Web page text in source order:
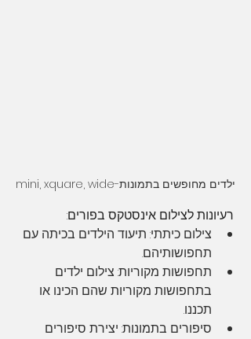
ילדים מחופשים בתמונות-mini, xquare, wide
רעיונות לצילום אינסטקס בפורים:
צילום כיתתי: תיעוד הילדים בכיתה עם
תחפושותיהם.
תחפושות מקוריות: צילום ילדים
בתחפושות מקוריות שהם הכינו או
תכננו.
סיפורים בתמונות: יצירת סיפורים